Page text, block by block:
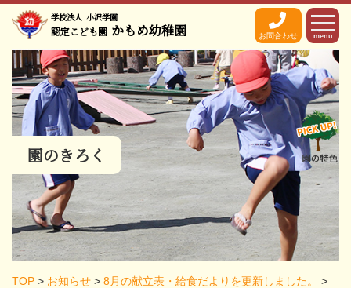
学校法人 小沢学園
認定こども園 かもめ幼稚園 お問合わせ menu
園のきろく
TOP > お知らせ > 8月の献立表・給食だよりを更新しました。
>